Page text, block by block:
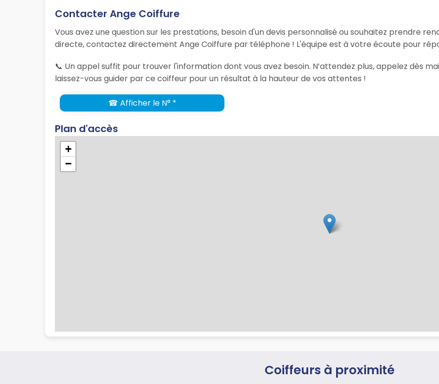
Contacter Ange Coiffure
Vous avez une question sur les prestations, besoin d'un devis personnalisé ou souhaitez prendre
directe, contactez directement Ange Coiffure par téléphone ! L'équipe est à votre écoute pour
📞 Un appel suffit pour trouver l'information dont vous avez besoin. N’attendez plus, appelez dès
laissez-vous guider par ce coiffeur pour un résultat à la hauteur de vos attentes !
☎ Afficher le N° *
Plan d'accès
+
−
Coiffeurs à proximité